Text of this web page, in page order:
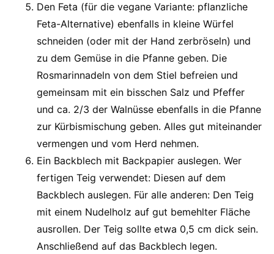
Den Feta (für die vegane Variante: pflanzliche
Feta-Alternative) ebenfalls in kleine Würfel
schneiden (oder mit der Hand zerbröseln) und
zu dem Gemüse in die Pfanne geben. Die
Rosmarinnadeln von dem Stiel befreien und
gemeinsam mit ein bisschen Salz und Pfeffer
und ca. 2/3 der Walnüsse ebenfalls in die Pfanne
zur Kürbismischung geben. Alles gut miteinander
vermengen und vom Herd nehmen.
Ein Backblech mit Backpapier auslegen. Wer
fertigen Teig verwendet: Diesen auf dem
Backblech auslegen. Für alle anderen: Den Teig
mit einem Nudelholz auf gut bemehlter Fläche
ausrollen. Der Teig sollte etwa 0,5 cm dick sein.
Anschließend auf das Backblech legen.